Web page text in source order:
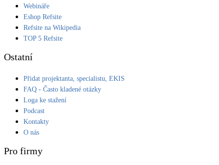
Webináře
Eshop Refsite
Refsite na Wikipedia
TOP 5 Refsite
Ostatní
Přidat projektanta, specialistu, EKIS
FAQ - Často kladené otázky
Loga ke stažení
Podcast
Kontakty
O nás
Pro firmy